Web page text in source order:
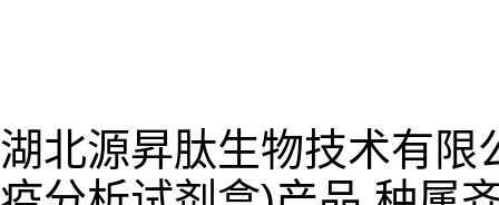
湖北源昇肽生物技术有